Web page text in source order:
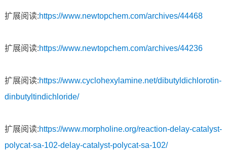
扩展阅读:https://www.newtopchem.com/archives/44468
扩展阅读:https://www.newtopchem.com/archives/44236
扩展阅读:https://www.cyclohexylamine.net/dibutyldichlorotin-
dinbutyltindichloride/
扩展阅读:https://www.morpholine.org/reaction-delay-catalyst-
polycat-sa-102-delay-catalyst-polycat-sa-102/